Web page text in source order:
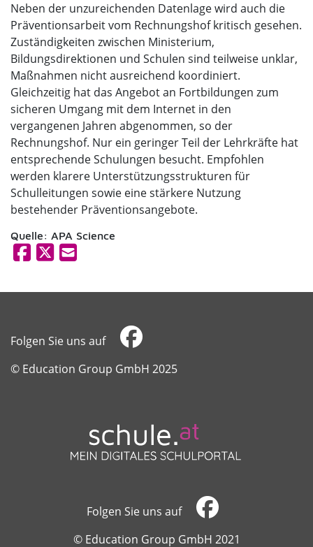
Neben der unzureichenden Datenlage wird auch die
Präventionsarbeit vom Rechnungshof kritisch gesehen.
Zuständigkeiten zwischen Ministerium,
Bildungsdirektionen und Schulen sind teilweise unklar,
Maßnahmen nicht ausreichend koordiniert.
Gleichzeitig hat das Angebot an Fortbildungen zum
sicheren Umgang mit dem Internet in den
vergangenen Jahren abgenommen, so der
Rechnungshof. Nur ein geringer Teil der Lehrkräfte hat
entsprechende Schulungen besucht. Empfohlen
werden klarere Unterstützungsstrukturen für
Schulleitungen sowie eine stärkere Nutzung
bestehender Präventionsangebote.
Quelle: APA Science
Folgen Sie uns auf
​​​​​​​© Education Group GmbH 2025
Folgen Sie uns auf
​​​​​​​© Education Group GmbH 2021